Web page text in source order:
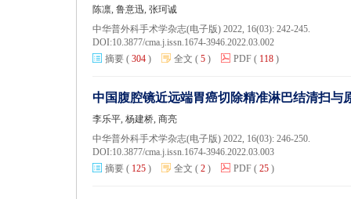
陈凛, 鲁意迅, 张珂诚
中华普外科手术学杂志(电子版) 2022, 16(03): 242-245.
DOI:10.3877/cma.j.issn.1674-3946.2022.03.002
摘要 ( 304 ) 全文 ( 5 ) PDF ( 118 )
中国腹腔镜近远端胃癌切除精准淋巴结清扫与
李乐平, 杨建桥, 商亮
中华普外科手术学杂志(电子版) 2022, 16(03): 246-250.
DOI:10.3877/cma.j.issn.1674-3946.2022.03.003
摘要 ( 125 ) 全文 ( 2 ) PDF ( 25 )